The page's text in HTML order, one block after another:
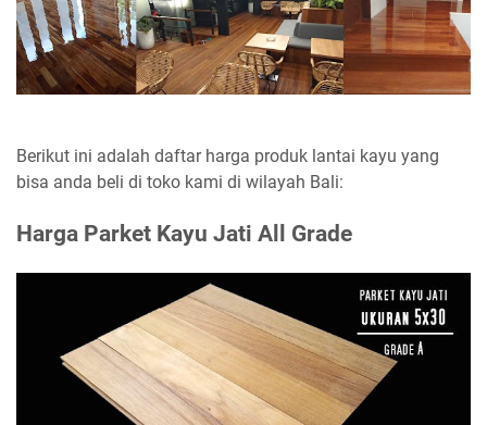
Berikut ini adalah daftar harga produk lantai kayu yang
bisa anda beli di toko kami di wilayah Bali:
Harga Parket Kayu Jati All Grade